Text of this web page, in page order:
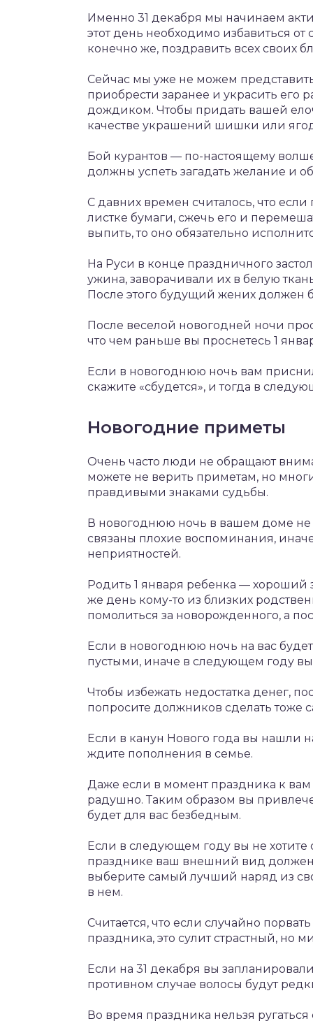
Именно 31 декабря мы начинаем
этот день необходимо избавиться
конечно же, поздравить всех своих
Сейчас мы уже не можем
приобрести заранее и украсить
дождиком. Чтобы придать вашей
качестве украшений шишки или
Бой курантов — по-настоящему
должны успеть загадать желание и
С давних времен считалось, что
листке бумаги, сжечь его и
выпить, то оно обязательно
На Руси в конце праздничного
ужина, заворачивали их в белую
После этого будущий жених должен
После веселой новогодней ночи
что чем раньше вы проснетесь 1
Если в новогоднюю ночь вам
скажите «сбудется», и тогда в
Новогодние приметы
Очень часто люди не обращают
можете не верить приметам, но
правдивыми знаками судьбы.
В новогоднюю ночь в вашем доме не
связаны плохие воспоминания,
неприятностей.
Родить 1 января ребенка — хороший
же день кому-то из близких
помолиться за новорожденного, а
Если в новогоднюю ночь на вас
пустыми, иначе в следующем году
Чтобы избежать недостатка денег,
попросите должников сделать тоже
Если в канун Нового года вы нашли
ждите пополнения в семье.
Даже если в момент праздника к вам
радушно. Таким образом вы
будет для вас безбедным.
Если в следующем году вы не
празднике ваш внешний вид
выберите самый лучший наряд из
в нем.
Считается, что если случайно
праздника, это сулит страстный, но
Если на 31 декабря вы
противном случае волосы будут
Во время праздника нельзя